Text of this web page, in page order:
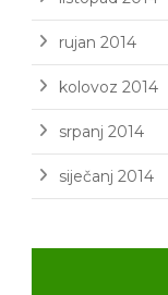
rujan 2014
kolovoz 2014
srpanj 2014
siječanj 2014